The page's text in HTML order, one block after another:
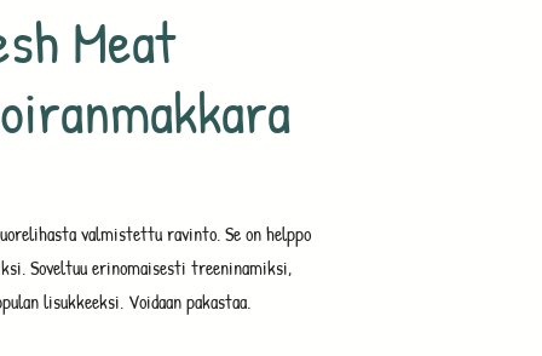
Meat
valmistettu ravinto. Se on helppo
Soveltuu erinomaisesti treeninamiksi,
lisukkeeksi. Voidaan pakastaa.